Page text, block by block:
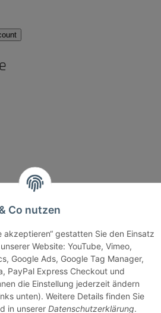
Co nutzen
akzeptieren“ gestatten Sie den Einsatz
Website: YouTube, Vimeo,
Google Ads, Google Tag Manager,
PayPal Express Checkout und
die Einstellung jederzeit ändern
unten). Weitere Details finden Sie
in unserer Datenschutzerklärung.